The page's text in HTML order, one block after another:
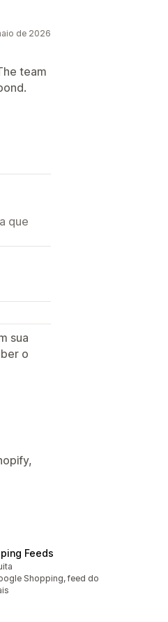
de 2026
team
que
sua
o
Feeds
Shopping, feed do